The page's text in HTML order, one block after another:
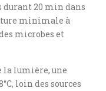
durant 20 min dans
minimale à
microbes et
la lumière, une
loin des sources